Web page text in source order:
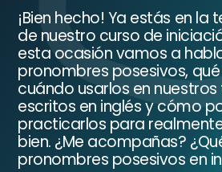
ZonaInglés
¡Bien hecho! Ya estás en la
de nuestro curso de
esta ocasión vamos a
pronombres posesivos, qué
cuándo usarlos en
escritos en inglés y cómo
practicarlos para
bien. ¿Me acompañas?
pronombres posesivos en